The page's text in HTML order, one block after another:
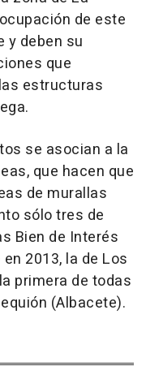
de este
y deben su
que
estructuras
se asocian a la
que hacen que
de murallas
sólo tres de
Bien de Interés
2013, la de Los
primera de todas
(Albacete).